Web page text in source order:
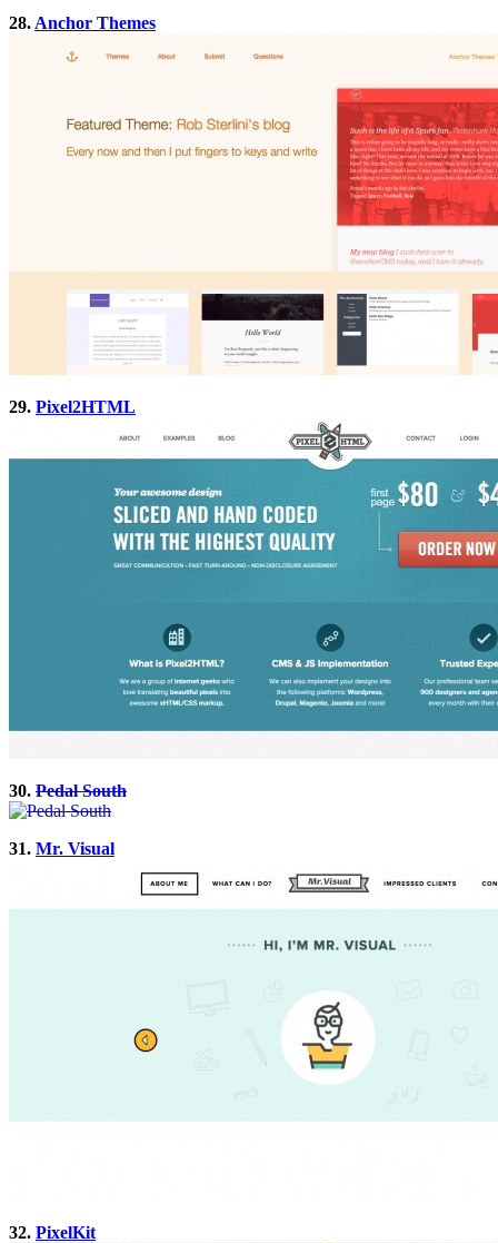
28. Anchor Themes
29. Pixel2HTML
30. Pedal South
31. Mr. Visual
32. PixelKit